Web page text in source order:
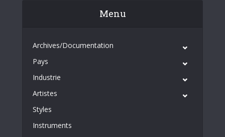
Menu
Archives/Documentation
Pays
Industrie
Artistes
Styles
Instruments